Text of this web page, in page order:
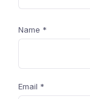
Name *
Email *